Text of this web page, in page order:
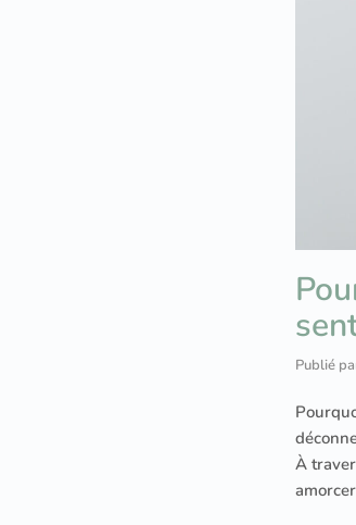
Publié
À